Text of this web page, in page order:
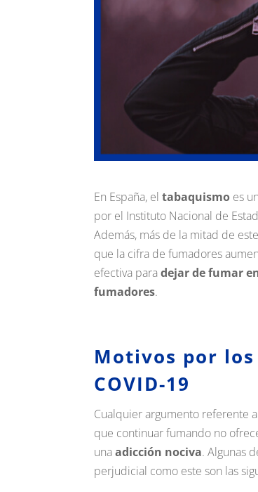
En España, eltabaquismo es
por el Instituto Nacional de
Además, más de la mitad de
que la cifra de fumadores
efectiva paradejar de fumar
fumadores.
Motivos por
COVID-19
Cualquier argumento referente
que continuar fumando no
unaadicción nociva. Algunas
perjudicial como este son las